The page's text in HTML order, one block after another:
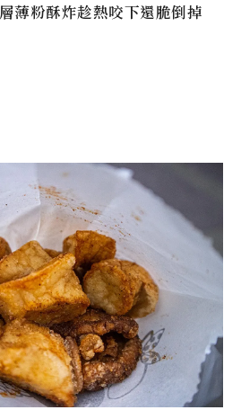
薄粉酥炸趁熱咬下還脆倒掉